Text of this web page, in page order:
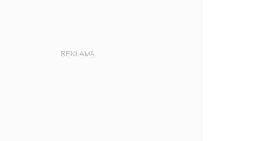
REKLAMA